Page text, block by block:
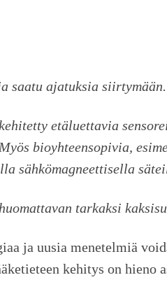
ajatuksia
etäluettavia
bioyhteensopivia,
sähkömagneettisella
tarkaksi
ja uusia menetelmiä
kehitys on hieno